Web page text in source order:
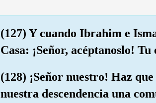
(127) Y cuando Ibrahim e
Casa: ¡Señor, acéptanoslo!
(128) ¡Señor nuestro! Haz
nuestra descendencia una